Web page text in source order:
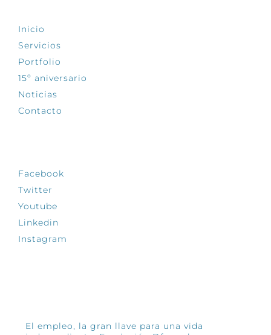
Inicio
Servicios
Portfolio
15º aniversario
Noticias
Contacto
Facebook
Twitter
Youtube
Linkedin
Instagram
El empleo, la gran llave para una vida